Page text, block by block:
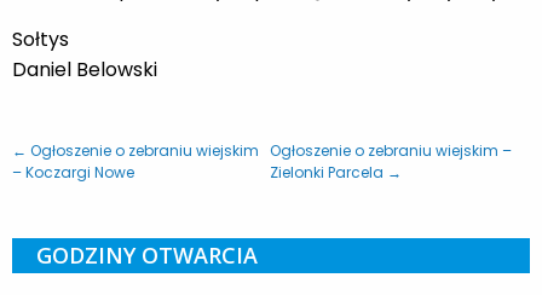
Sołtys
Daniel Belowski
← Ogłoszenie o zebraniu wiejskim
– Koczargi Nowe
Ogłoszenie o zebraniu wiejskim –
Zielonki Parcela →
GODZINY OTWARCIA